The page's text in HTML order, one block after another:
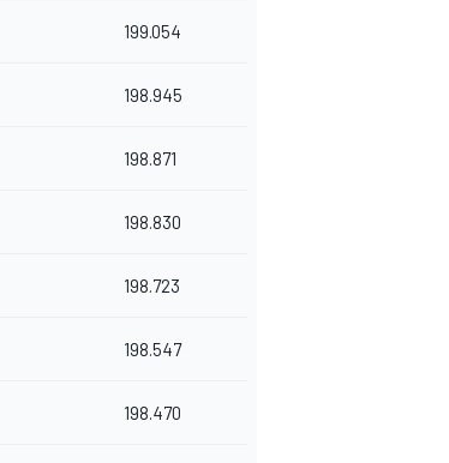
199.054
198.945
198.871
198.830
198.723
198.547
198.470